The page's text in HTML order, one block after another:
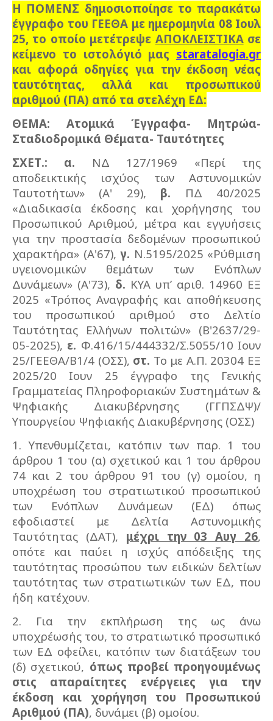
Η ΠΟΜΕΝΣ δημοσιοποίησε το παρακάτω
έγγραφο του ΓΕΕΘΑ με ημερομηνία 08 Ιουλ
25, το οποίο μετέτρεψε ΑΠΟΚΛΕΙΣΤΙΚΑσε
κείμενο το ιστολόγιό μας staratalogia.gr
και αφορά οδηγίες για την έκδοση νέας
ταυτότητας, αλλά και προσωπικού
αριθμού (ΠΑ) από τα στελέχη ΕΔ:
ΘΕΜΑ: Ατομικά Έγγραφα- Μητρώα-
Σταδιοδρομικά Θέματα- Ταυτότητες
ΣΧΕΤ.:
α. ΝΔ 127/1969 «Περί της
αποδεικτικής ισχύος των Αστυνομικών
Ταυτοτήτων» (Α' 29), β. ΠΔ 40/2025
«Διαδικασία έκδοσης και χορήγησης του
Προσωπικού Αριθμού, μέτρα και εγγυήσεις
για την προστασία δεδομένων προσωπικού
χαρακτήρα» (Α'67), γ. Ν.5195/2025 «Ρύθμιση
υγειονομικών θεμάτων των Ενόπλων
Δυνάμεων» (Α'73), δ. ΚΥΑ υπ’ αριθ. 14960 ΕΞ
2025 «Τρόπος Αναγραφής και αποθήκευσης
του προσωπικού αριθμού στο Δελτίο
Ταυτότητας Ελλήνων πολιτών» (Β'2637/29-
05-2025), ε. Φ.416/15/444332/Σ.5055/10 Ιουν
25/ΓΕΕΘΑ/Β1/4 (ΟΣΣ), στ. Το με Α.Π. 20304 ΕΞ
2025/20 Ιουν 25 έγγραφο της Γενικής
Γραμματείας Πληροφοριακών Συστημάτων &
Ψηφιακής Διακυβέρνησης (ΓΓΠΣΔΨ)/
Υπουργείου Ψηφιακής Διακυβέρνησης (ΟΣΣ)
1. Υπενθυμίζεται, κατόπιν των παρ. 1 του
άρθρου 1 του (α) σχετικού και 1 του άρθρου
74 και 2 του άρθρου 91 του (γ) ομοίου, η
υποχρέωση του στρατιωτικού προσωπικού
των Ενόπλων Δυνάμεων (ΕΔ) όπως
εφοδιαστεί με Δελτία Αστυνομικής
Ταυτότητας (ΔΑΤ), μέχρι την 03 Αυγ 26,
οπότε και παύει η ισχύς απόδειξης της
ταυτότητας προσώπου των ειδικών δελτίων
ταυτότητας των στρατιωτικών των ΕΔ, που
ήδη κατέχουν.
2. Για την εκπλήρωση της ως άνω
υποχρέωσής του, το στρατιωτικό προσωπικό
των ΕΔ οφείλει, κατόπιν των διατάξεων του
(δ) σχετικού, όπως προβεί προηγουμένως
στις απαραίτητες ενέργειες για την
έκδοση και χορήγηση του Προσωπικού
Αριθμού (ΠΑ), δυνάμει (β) ομοίου.